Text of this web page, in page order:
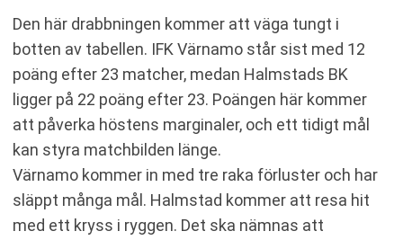
Den här drabbningen kommer att väga tungt i
botten av tabellen. IFK Värnamo står sist med 12
poäng efter 23 matcher, medan Halmstads BK
ligger på 22 poäng efter 23. Poängen här kommer
att påverka höstens marginaler, och ett tidigt mål
kan styra matchbilden länge.
Värnamo kommer in med tre raka förluster och har
släppt många mål. Halmstad kommer att resa hit
med ett kryss i ryggen. Det ska nämnas att